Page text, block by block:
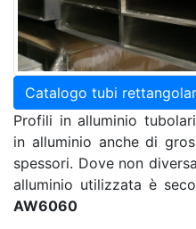
Catalogo tubi
Profili in alluminio
in alluminio anche di
spessori. Dove non
alluminio utilizzata è
AW6060